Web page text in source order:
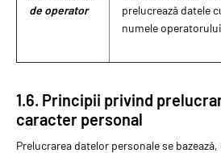
de operator
prelucrează datele
numele operatorului
1.6. Principii privind
caracter personal
Prelucrarea datelor personale se